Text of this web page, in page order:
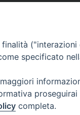
VIDEO
("interazioni
specificato
proseguirai
completa.